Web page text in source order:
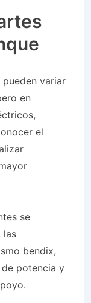
variar
en
el
se
las
bendix,
potencia y